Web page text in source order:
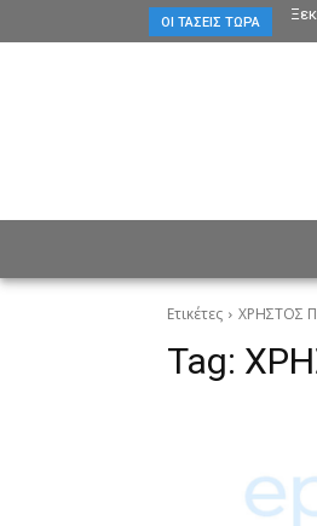
ΟΙ ΤΆΣΕΙΣ ΤΏΡΑ
Ετικέτες ΧΡΗΣΤΟΣ
Tag: